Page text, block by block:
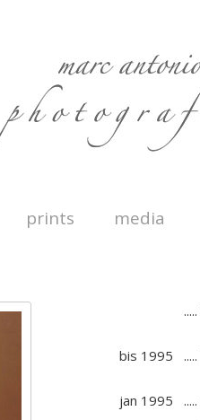
prints media
.....
bis 1995 .....
jan 1995 .....